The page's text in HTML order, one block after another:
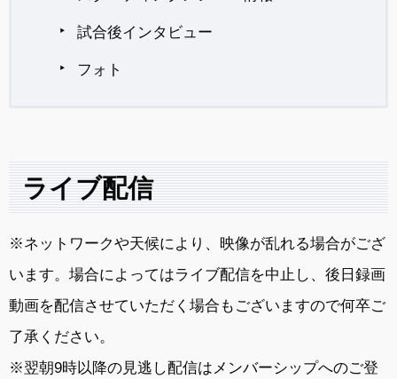
試合後インタビュー
フォト
ライブ配信
※ネットワークや天候により、映像が乱れる場合がござ
います。場合によってはライブ配信を中止し、後日録画
動画を配信させていただく場合もございますので何卒ご
了承ください。
※翌朝9時以降の見逃し配信はメンバーシップへのご登